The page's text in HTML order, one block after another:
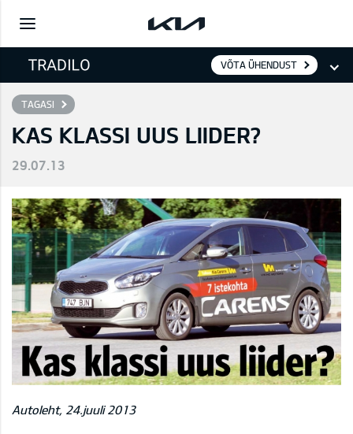
VÕTA ÜHENDUST
TAGASI
KAS KLASSI UUS LIIDER?
29.07.13
Autoleht, 24.juuli 2013